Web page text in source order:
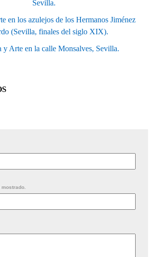
Sevilla.
en los azulejos de los Hermanos Jiménez
(Sevilla, finales del siglo XIX).
y Arte en la calle Monsalves, Sevilla.